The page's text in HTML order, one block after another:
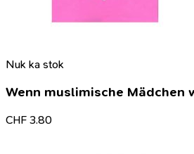
Nuk ka stok
Wenn muslimische Mädchen
CHF 3.80